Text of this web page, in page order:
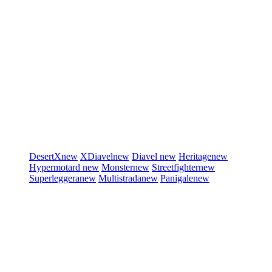
DesertXnew XDiavelnew Diavel new Heritagenew
Hypermotard new Monsternew Streetfighternew
Superleggeranew Multistradanew Panigalenew